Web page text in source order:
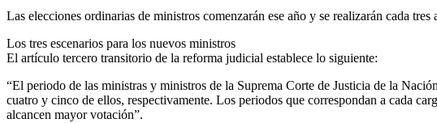
Las elecciones ordinarias de ministros comenzarán ese año y se realizarán cada tres
Los tres escenarios para los nuevos ministros
El artículo tercero transitorio de la reforma judicial establece lo siguiente:
“El periodo de las ministras y ministros de la Suprema Corte de Justicia de la
cuatro y cinco de ellos, respectivamente. Los periodos que correspondan a cada
alcancen mayor votación”.